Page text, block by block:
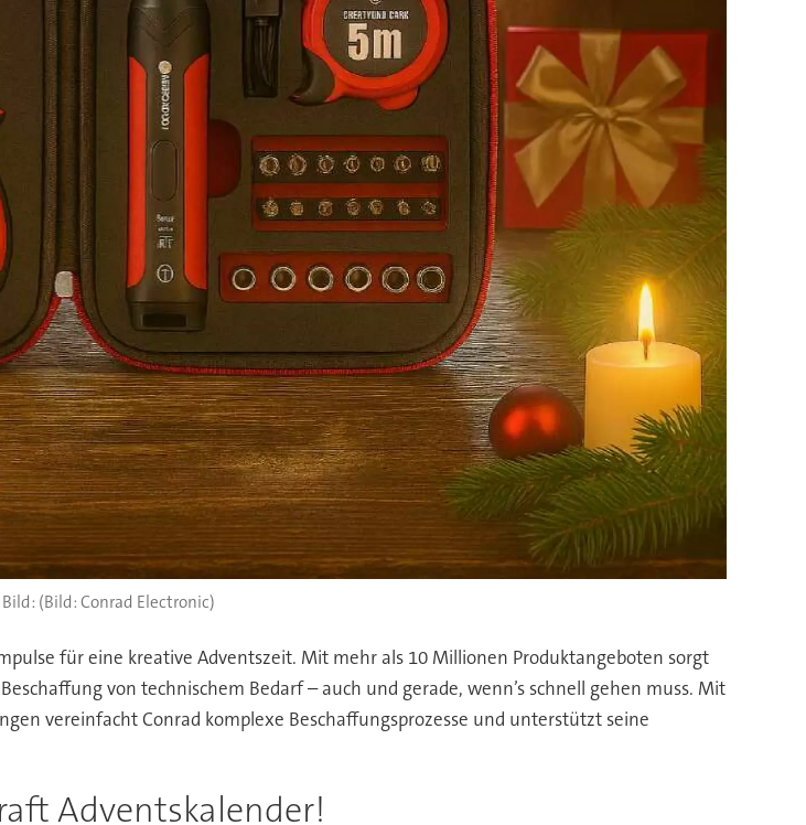
(Bild: Conrad Electronic)
für eine kreative Adventszeit. Mit mehr als 10 Millionen Produktangeboten sorgt
von technischem Bedarf – auch und gerade, wenn’s schnell gehen muss. Mit
vereinfacht Conrad komplexe Beschaffungsprozesse und unterstützt seine
Adventskalender!